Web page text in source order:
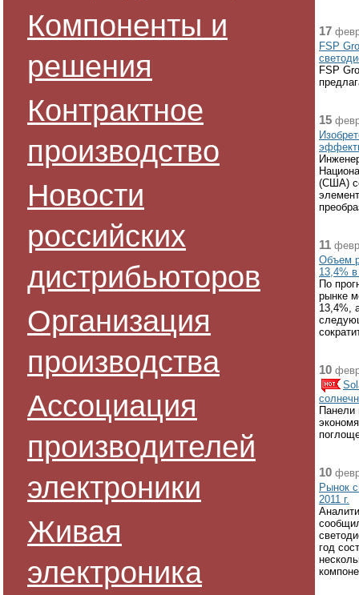
Компоненты и
решения
Контрактное
производство
Новости
российских
дистрибьюторов
Организация
производства
Ассоциация
производителей
электроники
Живая
электроника
17
FSP
FSP
15
(США)
11
Объем
13,4% в
По
рынке
13,4%,
10
Панели
10
Рынок
2011 г.
год